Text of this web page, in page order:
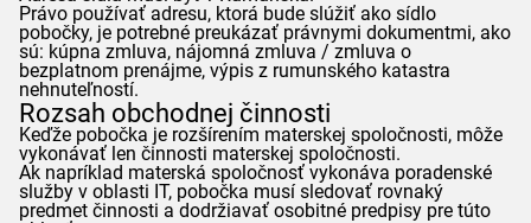
Právo používať adresu, ktorá bude slúžiť ako sídlo
pobočky, je potrebné preukázať právnymi dokumentmi, ako
sú: kúpna zmluva, nájomná zmluva / zmluva o
bezplatnom prenájme, výpis z rumunského katastra
nehnuteľností.
Rozsah obchodnej činnosti
Keďže pobočka je rozšírením materskej spoločnosti, môže
vykonávať len činnosti materskej spoločnosti.
Ak napríklad materská spoločnosť vykonáva poradenské
služby v oblasti IT, pobočka musí sledovať rovnaký
predmet činnosti a dodržiavať osobitné predpisy pre túto